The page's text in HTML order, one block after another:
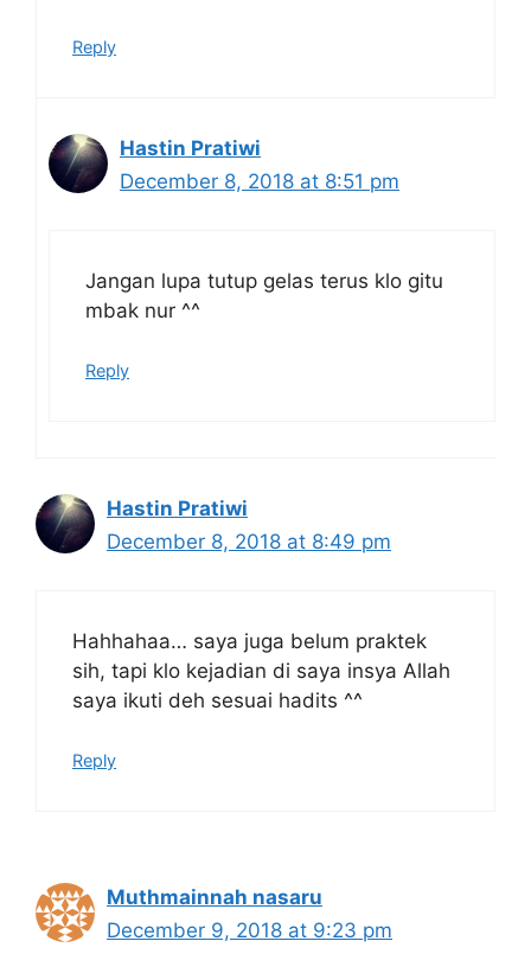
Reply
Hastin Pratiwi
December 8, 2018 at 8:51 pm
Jangan lupa tutup gelas terus klo gitu
mbak nur ^^
Reply
Hastin Pratiwi
December 8, 2018 at 8:49 pm
Hahhahaa… saya juga belum praktek
sih, tapi klo kejadian di saya insya Allah
saya ikuti deh sesuai hadits ^^
Reply
Muthmainnah nasaru
December 9, 2018 at 9:23 pm